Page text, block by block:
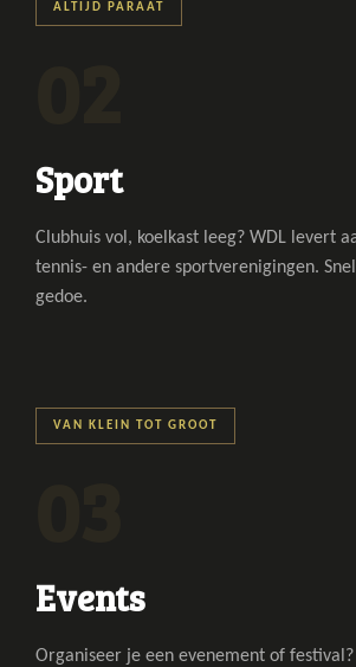
ALTIJD PARAAT
Sport
Clubhuis vol, koelkast leeg? WDL levert
tennis- en andere sportverenigingen.
gedoe.
VAN KLEIN TOT GROOT
Events
Organiseer je een evenement of